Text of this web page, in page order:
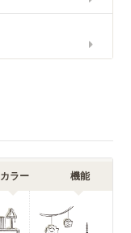
カラー 機能